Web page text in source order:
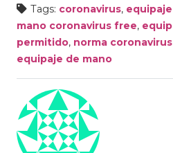
Tags: coronavirus,
mano coronavirus free,
permitido, norma
equipaje de mano